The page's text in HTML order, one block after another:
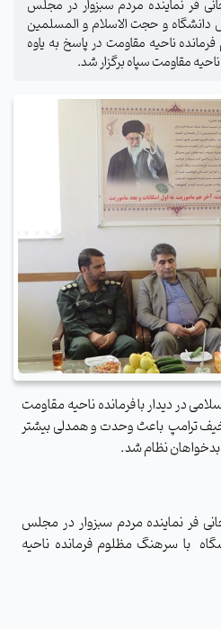
فر نماینده مردم سبزوار در مجلس
دانشگاه و حجت الاسلام و المسلمین
ناحیه مقاومت در پاسخ به یاوه
مقاومت سپاه برگزار شد.
در دیدار با فرمانده ناحیه مقاومت
ترامپ باعث وحدت و همدلی بیشتر
نظام شد.
نماینده مردم سبزوار در مجلس
با سرهنگ مظلوم فرمانده ناحیه